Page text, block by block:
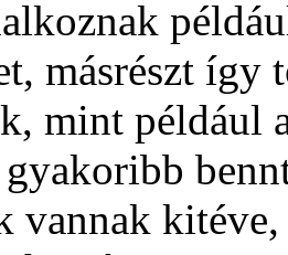
másrészt
mint például
vannak